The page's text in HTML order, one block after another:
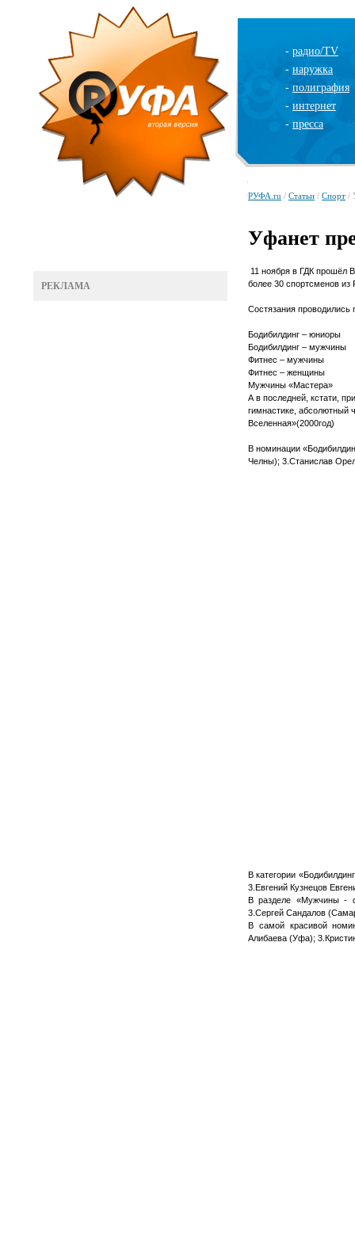
- радио/TV
- наружка
- полиграфия
- интернет
- пресса
РЕКЛАМА
РУФА.ru / Статьи / Спорт /
Уфанет
11 ноября в ГДК прошёл
более 30 спортсменов
Состязания проводились
Бодибилдинг – юниоры
Бодибилдинг – мужчины
Фитнес – мужчины
Фитнес – женщины
Мужчины «Мастера»
А в последней, кстати,
гимнастике, абсолютный
Вселенная»(2000год)
В номинации
Челны); 3.Станислав
В категории
3.Евгений Кузнецов
В разделе «Мужчины -
3.Сергей Сандалов
В самой красивой
Алибаева (Уфа);